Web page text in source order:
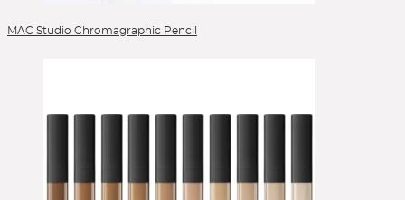
MAC Studio Chromagraphic Pencil